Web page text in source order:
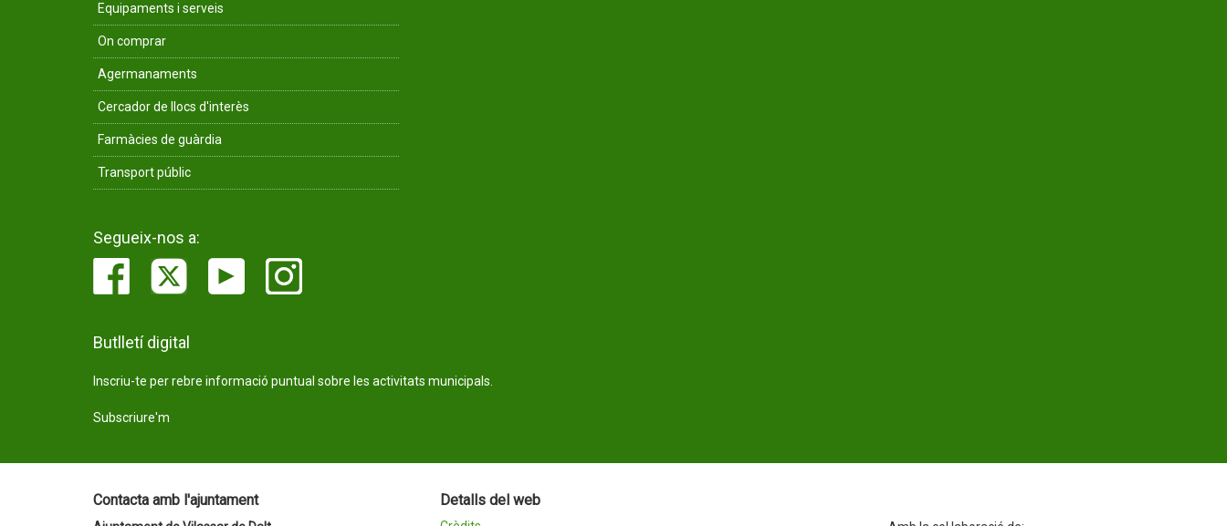
Equipaments i serveis
On comprar
Agermanaments
Cercador de llocs d'interès
Farmàcies de guàrdia
Transport públic
Segueix-nos a:
Butlletí digital
Inscriu-te per rebre informació puntual sobre les activitats municipals.
Subscriure'm
Contacta amb l'ajuntament Detalls del web